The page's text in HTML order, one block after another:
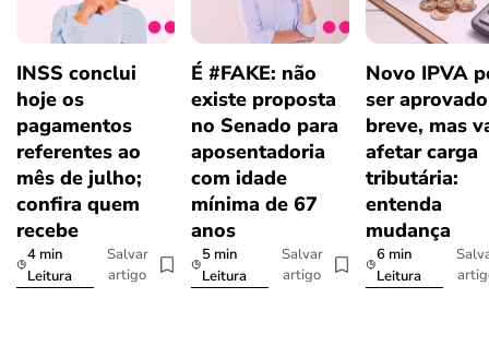
INSS conclui
hoje os
pagamentos
referentes ao
mês de julho;
confira quem
recebe
4 min
Leitura
Salvar
artigo
É #FAKE: não
existe proposta
no Senado para
aposentadoria
com idade
mínima de 67
anos
5 min
Leitura
Salvar
artigo
Novo IPVA
ser
breve, mas
afetar carga
tributária:
entenda
mudança
6 min
Leitura